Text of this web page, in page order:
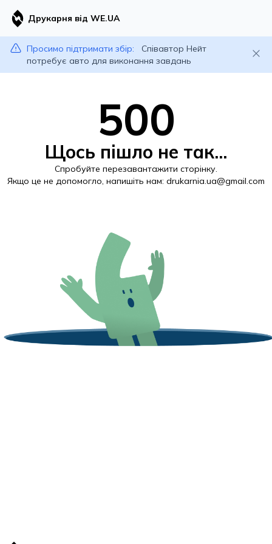
Друкарня від WE.UA
Просимо підтримати збір:
Співавтор Нейт
потребує авто для виконання завдань
500
Щось пішло не так...
Спробуйте перезавантажити сторінку.
Якщо це не допомогло, напишіть нам: drukarnia.ua@gmail.com